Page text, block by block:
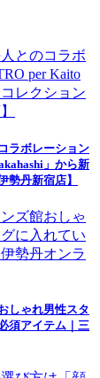
ラボレーション
」から新
勢丹新宿店】
しゃれ男性スタ
須アイテム｜三